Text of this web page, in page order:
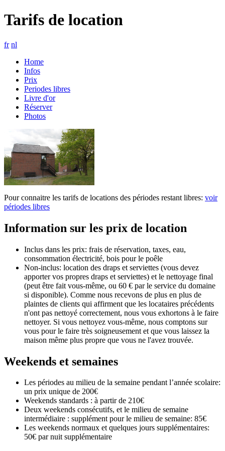
Tarifs de location
fr nl
Home
Infos
Prix
Periodes libres
Livre d'or
Réserver
Photos
Pour connaitre les tarifs de locations des périodes restant libres: voir
périodes libres
Information sur les prix de location
Inclus dans les prix: frais de réservation, taxes, eau,
consommation électricité, bois pour le poêle
Non-inclus: location des draps et serviettes (vous devez
apporter vos propres draps et serviettes) et le nettoyage final
(peut être fait vous-même, ou 60 € par le service du domaine
si disponible). Comme nous recevons de plus en plus de
plaintes de clients qui affirment que les locataires précédents
n'ont pas nettoyé correctement, nous vous exhortons à le faire
nettoyer. Si vous nettoyez vous-même, nous comptons sur
vous pour le faire très soigneusement et que vous laissez la
maison même plus propre que vous ne l'avez trouvée.
Weekends et semaines
Les périodes au milieu de la semaine pendant l’année scolaire:
un prix unique de 200€
Weekends standards : à partir de 210€
Deux weekends consécutifs, et le milieu de semaine
intermédiaire : supplément pour le milieu de semaine: 85€
Les weekends normaux et quelques jours supplémentaires:
50€ par nuit supplémentaire